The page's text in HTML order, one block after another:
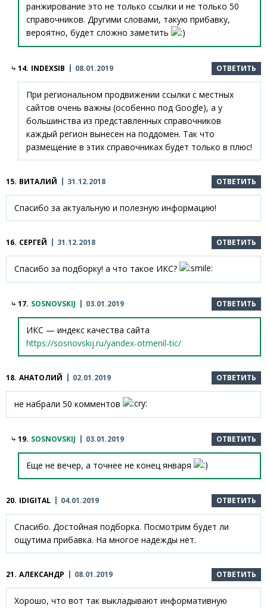
ранжирование это не только ссылки и не только 50
справочников. Другими словами, такую прибавку,
вероятно, будет сложно заметить
14. INDEXSIB 08.01.2019 ОТВЕТИТЬ
При региональном продвижении ссылки с местных
сайтов очень важны (особенно под Google), а у
большинства из представленных справочников
каждый регион вынесен на поддомен. Так что
размещение в этих справочниках будет только в плюс!
15. ВИТАЛИЙ 31.12.2018 ОТВЕТИТЬ
Спасибо за актуальную и полезную информацию!
16. СЕРГЕЙ 31.12.2018 ОТВЕТИТЬ
Спасибо за подборку! а что такое ИКС?
17. SOSNOVSKIJ 03.01.2019 ОТВЕТИТЬ
ИКС — индекс качества сайта
https://sosnovskij.ru/yandex-otmenil-tic/
18. АНАТОЛИЙ 02.01.2019 ОТВЕТИТЬ
не набрали 50 комментов
19. SOSNOVSKIJ 03.01.2019 ОТВЕТИТЬ
Еще не вечер, а точнее не конец января
20. IDIGITAL 04.01.2019 ОТВЕТИТЬ
Спасибо. Достойная подборка. Посмотрим будет ли
ощутима прибавка. На многое надежды нет.
21. АЛЕКСАНДР 08.01.2019 ОТВЕТИТЬ
Хорошо, что вот так выкладывают информативную